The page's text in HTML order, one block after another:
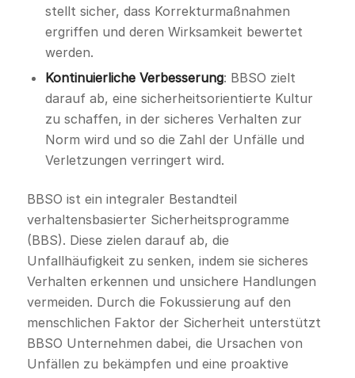
stellt sicher, dass Korrekturmaßnahmen
ergriffen und deren Wirksamkeit bewertet
werden.
Kontinuierliche Verbesserung: BBSO zielt
darauf ab, eine sicherheitsorientierte Kultur
zu schaffen, in der sicheres Verhalten zur
Norm wird und so die Zahl der Unfälle und
Verletzungen verringert wird.
BBSO ist ein integraler Bestandteil
verhaltensbasierter Sicherheitsprogramme
(BBS). Diese zielen darauf ab, die
Unfallhäufigkeit zu senken, indem sie sicheres
Verhalten erkennen und unsichere Handlungen
vermeiden. Durch die Fokussierung auf den
menschlichen Faktor der Sicherheit unterstützt
BBSO Unternehmen dabei, die Ursachen von
Unfällen zu bekämpfen und eine proaktive